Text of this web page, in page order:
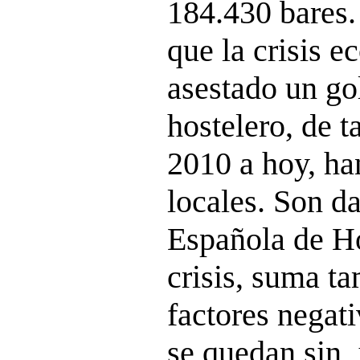
184.430
que la crisis
asestado un
hostelero, de
2010 a hoy,
locales. Son
Española de
crisis, suma
factores
se quedan sin